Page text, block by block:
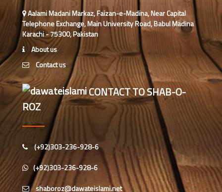
احمد رضا ہاشمی (درجہ خامسہ مرکزی
جامعۃ المدينہ فيضان عثمان غنى،
کراچی،پاکستان)
ارشد علی عطاری (درجہ خامسہ
مرکزی جامعۃ المدینہ فیضانِ مدینہ،
کراچی،پاکستان)
عبدالرؤف (درجہ سابعہ جامعۃ المدینہ
فیضان بغداد ،کراچی،پاکستان)
عبد الرسول (درجہ خامسہ مرکزی
جامعۃ المدینہ فیضان مدینہ ،کراچی
،پاکستان)
مدنی رضا(درجہ سادسہ مرکز ی جامعۃ
المدینہ فیضان مدینہ ،کراچی،پاکستان)
Aalami Madani Markaz, Faizan-e-Madina, Near Capital
Telephone Exchange, Main University Road, Babul Madina
Karachi - 75300, Pakistan
About us
Contact us
CONTACT TO SHAB-O-
ROZ
(+92)303-236-928-6
(+92)303-236-928-6